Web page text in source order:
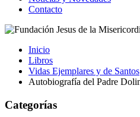
Contacto
Inicio
Libros
Vidas Ejemplares y de Santos
Autobiografía del Padre
Categorías